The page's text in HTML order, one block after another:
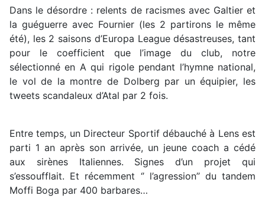
Dans le désordre : relents de racismes avec Galtier et
la guéguerre avec Fournier (les 2 partirons le même
été), les 2 saisons d’Europa League désastreuses, tant
pour le coefficient que l’image du club, notre
sélectionné en A qui rigole pendant l’hymne national,
le vol de la montre de Dolberg par un équipier, les
tweets scandaleux d’Atal par 2 fois.
Entre temps, un Directeur Sportif débauché à Lens est
parti 1 an après son arrivée, un jeune coach a cédé
aux sirènes Italiennes. Signes d’un projet qui
s’essoufflait. Et récemment ‘’ l’agression’’ du tandem
Moffi Boga par 400 barbares…